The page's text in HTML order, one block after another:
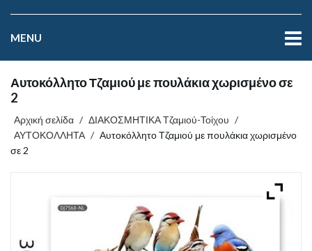
MENU
Αυτοκόλλητο Τζαμιού με πουλάκια χωρισμένο σε
2
Αρχική σελίδα / ΔΙΑΚΟΣΜΗΤΙΚΑ Τζαμιού-Τοίχου /
ΑΥΤΟΚΟΛΛΗΤΑ / Αυτοκόλλητο Τζαμιού με πουλάκια χωρισμένο
σε 2